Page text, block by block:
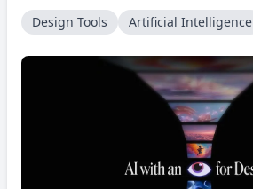
Design Tools Artificial Intelligence